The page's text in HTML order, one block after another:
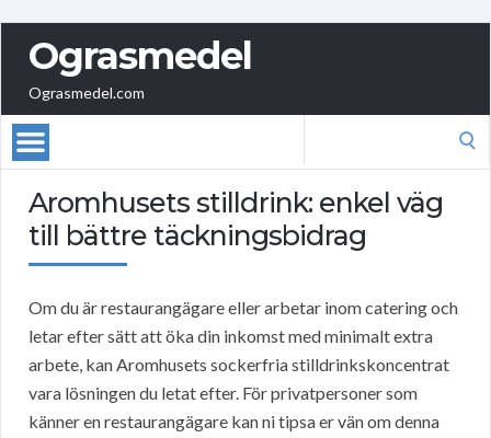
Ograsmedel
Ograsmedel.com
Aromhusets stilldrink: enkel väg
till bättre täckningsbidrag
Om du är restaurangägare eller arbetar inom catering och
letar efter sätt att öka din inkomst med minimalt extra
arbete, kan Aromhusets sockerfria stilldrinkskoncentrat
vara lösningen du letat efter. För privatpersoner som
känner en restaurangägare kan ni tipsa er vän om denna